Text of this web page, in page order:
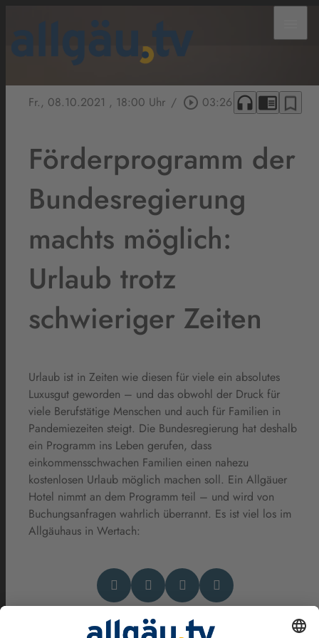
Fr., 08.10.2021 , 18:00 Uhr / play_circle_outline 03:26 headphones chrome_reader_mode bookmark_border
Förderprogramm der
Bundesregierung
machts möglich:
Urlaub trotz
schwieriger Zeiten
Urlaub ist in Zeiten wie diesen für viele ein absolutes
Luxusgut geworden – und das obwohl der Druck für
viele Berufstätige Menschen und auch für Familien in
Pandemiezeiten steigt. Die Bundesregierung hat deshalb
ein Programm ins Leben gerufen, dass
einkommensschwachen Familien einen nahezu
kostenlosen Urlaub möglich machen soll. Ein Allgäuer
Hotel nimmt an dem Programm teil – und wird von
Buchungsanfragen wahrlich überrannt. Es ist viel los im
Allgäuhaus in Wertach: